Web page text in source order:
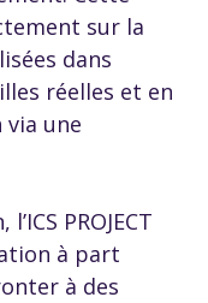
sur la
dans
réelles et en
une
PROJECT
à part
à des